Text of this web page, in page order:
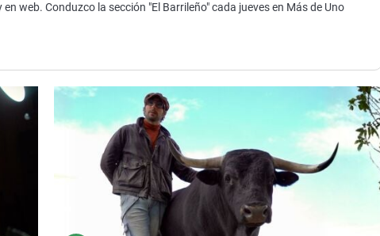
Virales
web. Conduzco la sección "El Barrileño" cada jueves en Más de Uno